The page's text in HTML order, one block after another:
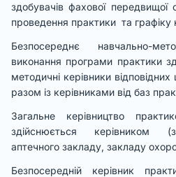
здобувачів фахової
проведення практики та графіку
Безпосереднє навчально-
виконання програми практики
методичні керівники
разом із керівниками від баз
Загальне керівництво
здійснюється керівником
аптечного закладу, закладу
Безпосередній керівник